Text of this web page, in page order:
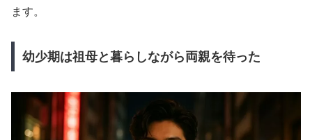
ます。
幼少期は祖母と暮らしながら両親を待った